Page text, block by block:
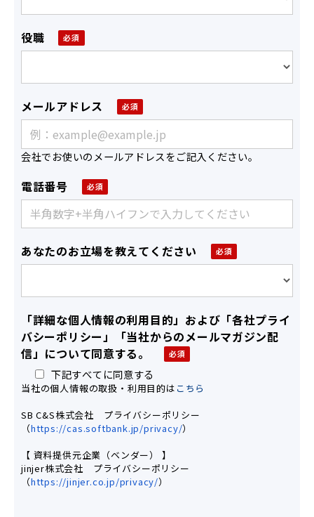
役職
メールアドレス
会社でお使いのメールアドレスをご記入ください。
電話番号
あなたのお立場を教えてください
「詳細な個人情報の利用目的」および「各社プライ
バシーポリシー」「当社からのメールマガジン配
信」について同意する。
下記すべてに同意する
当社の個人情報の取扱・利用目的は こちら
SB C&S株式会社 プライバシーポリシー
（https://cas.softbank.jp/privacy/）
【 資料提供元企業（ベンダー） 】
jinjer株式会社 プライバシーポリシー
（https://jinjer.co.jp/privacy/）